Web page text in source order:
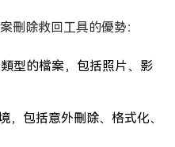
刪除救回工具的優勢：
型的檔案，包括照片、影
，包括意外刪除、格式化、